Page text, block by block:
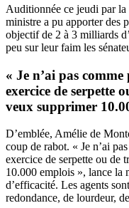
Auditionnée ce jeudi par la
ministre a pu apporter des
objectif de 2 à 3 milliards
peu sur leur faim les
« Je n’ai pas
exercice de serpette
veux supprimer
D’emblée, Amélie de
coup de rabot. « Je n’ai
exercice de serpette ou de
10.000 emplois », lance la
d’efficacité. Les agents
redondance, de lourdeur,